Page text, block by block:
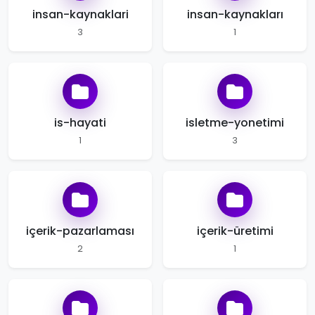
insan-kaynaklari
3
insan-kaynakları
1
is-hayati
1
isletme-yonetimi
3
içerik-pazarlaması
2
içerik-üretimi
1